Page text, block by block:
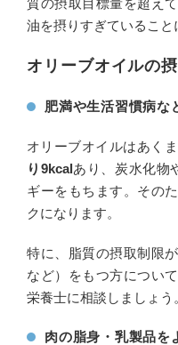
質の摂取目標量を超え
油を摂りすぎていること
オリーブオイルの
肥満や生活習慣病な
オリーブオイルはあく
り9kcalあり、炭水化物
ギーをもちます。その
クになります。
特に、脂質の摂取制限
など）をもつ方につい
栄養士に相談しましょう
肉の脂身・乳製品を